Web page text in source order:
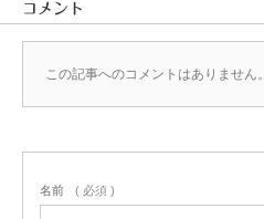
コメント
この記事へのコメントはありません。
名前 ( 必須 )